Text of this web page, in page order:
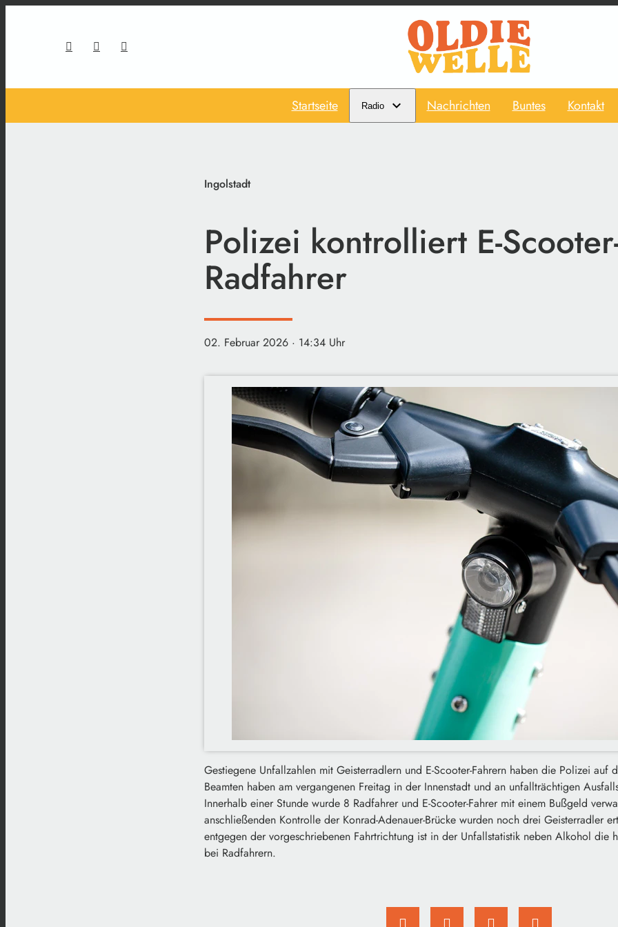
Startseite Radio Nachrichten Buntes Kontakt
Ingolstadt
Polizei kontrolliert E-
Radfahrer
02. Februar 2026 · 14:34 Uhr
Gestiegene Unfallzahlen mit Geisterradlern und E-Scooter-Fahrern haben die Polizei auf
Beamten haben am vergangenen Freitag in der Innenstadt und an unfallträchtigen
Innerhalb einer Stunde wurde 8 Radfahrer und E-Scooter-Fahrer mit einem Bußgeld
anschließenden Kontrolle der Konrad-Adenauer-Brücke wurden noch drei Geisterradler
entgegen der vorgeschriebenen Fahrtrichtung ist in der Unfallstatistik neben Alkohol die
bei Radfahrern.